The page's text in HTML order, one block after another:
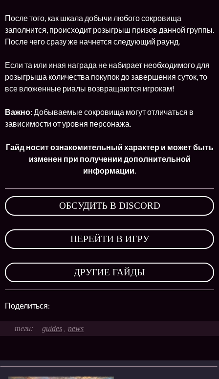
После того, как шкала добычи любого сокровища
заполнится, происходит розыгрыш призов данной группы.
После чего сразу же начнется следующий раунд.
Если та или иная награда не набирает необходимого для
розыгрыша количества покупок до завершения суток, то
все вложенные риалы возвращаются игрокам!
Важно:Добываемые сокровища могут отличаться в
зависимости от уровня персонажа.
Гайд носит ознакомительный характер и может быть
изменен при получении дополнительной
информации.
ОБСУДИТЬ В DISCORD
ПЕРЕЙТИ В ИГРУ
ДРУГИЕ ГАЙДЫ
Поделиться:
guides , news